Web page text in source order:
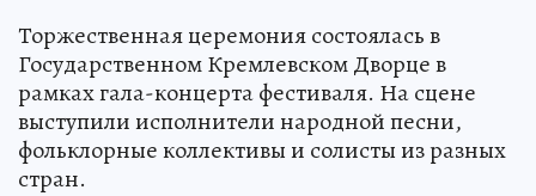
Торжественная церемония состоялась в
Государственном Кремлевском Дворце в
рамках гала-концерта фестиваля. На сцене
выступили исполнители народной песни,
фольклорные коллективы и солисты из разных
стран.